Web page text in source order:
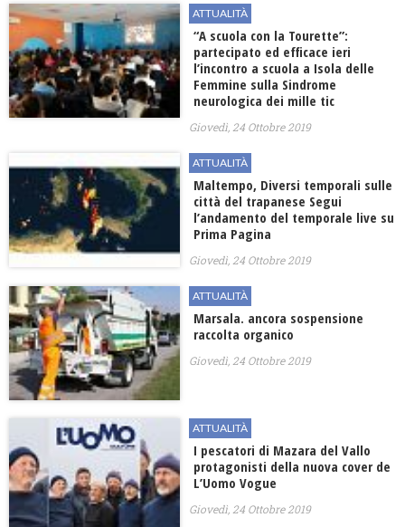
ATTUALITÀ
“A scuola con la Tourette”:
partecipato ed efficace ieri
l’incontro a scuola a Isola delle
Femmine sulla Sindrome
neurologica dei mille tic
Giovedì, 24 Ottobre 2019
ATTUALITÀ
Maltempo, Diversi temporali sulle
città del trapanese Segui
l’andamento del temporale live su
Prima Pagina
Giovedì, 24 Ottobre 2019
ATTUALITÀ
Marsala. ancora sospensione
raccolta organico
Giovedì, 24 Ottobre 2019
ATTUALITÀ
I pescatori di Mazara del Vallo
protagonisti della nuova cover de
L’Uomo Vogue
Giovedì, 24 Ottobre 2019